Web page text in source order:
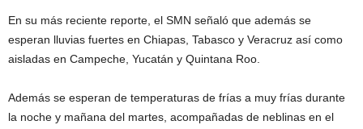
En su más reciente reporte, el SMN señaló que además se
esperan lluvias fuertes en Chiapas, Tabasco y Veracruz así como
aisladas en Campeche, Yucatán y Quintana Roo.
Además se esperan de temperaturas de frías a muy frías durante
la noche y mañana del martes, acompañadas de neblinas en el